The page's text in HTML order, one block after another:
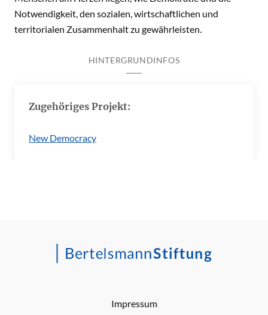
Notwendigkeit, den sozialen, wirtschaftlichen und
territorialen Zusammenhalt zu gewährleisten.
HINTERGRUNDINFOS
Zugehöriges Projekt:
New Democracy
Impressum